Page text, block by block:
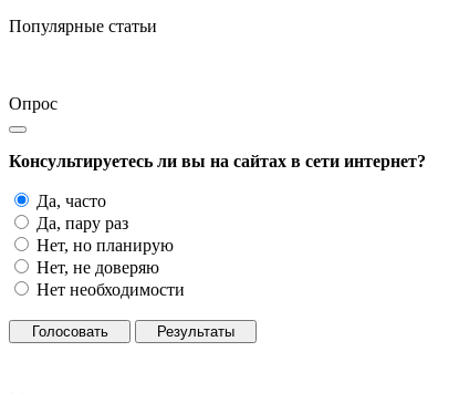
Популярные статьи
Опрос
Консультируетесь ли вы на сайтах в сети интернет?
Да, часто
Да, пару раз
Нет, но планирую
Нет, не доверяю
Нет необходимости
Голосовать Результаты